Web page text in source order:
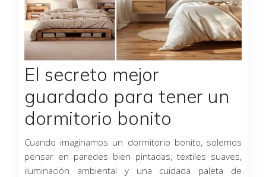
El secreto mejor
guardado para tener un
dormitorio bonito
Cuando imaginamos un dormitorio bonito, solemos
pensar en paredes bien pintadas, textiles suaves,
iluminación ambiental y una cuidada paleta de